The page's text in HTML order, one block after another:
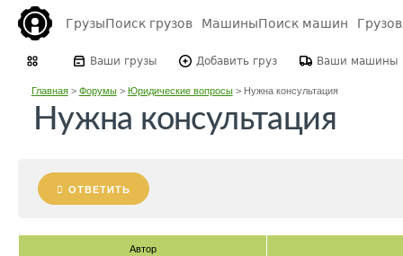
ГрузыПоиск грузов МашиныПоиск машин
Ваши грузы Добавить груз Ваши машины
Главная> Форумы> Юридические вопросы> Нужна консультация
Нужна консультация
ОТВЕТИТЬ
Автор